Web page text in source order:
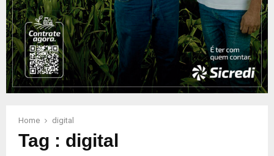
Home digital
Tag : digital